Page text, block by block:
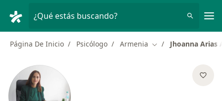
¿Qué estás buscando?
Página De Inicio Psicólogo Armenia Cambiar de ciudad
Jhoanna Arias